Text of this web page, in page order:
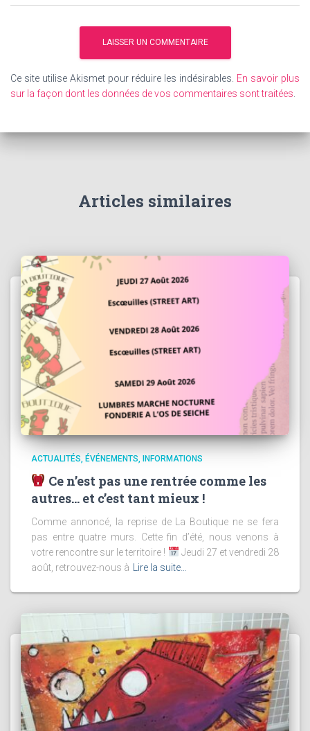
Ce site utilise Akismet pour réduire les indésirables. En savoir plus
sur la façon dont les données de vos commentaires sont traitées
Articles similaires
ACTUALITÉS ÉVÉNEMENTS INFORMATIONS
Ce n’est pas une rentrée comme les
autres… et c’est tant mieux !
Comme annoncé, la reprise de La Boutique ne se fera
pas entre quatre murs. Cette fin d’été, nous venons à
votre rencontre sur le territoire !
Jeudi 27 et vendredi 28
août, retrouvez-nous à
Lire la suite…